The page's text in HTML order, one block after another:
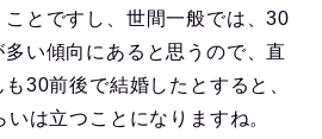
とですし、世間一般では、30
い傾向にあると思うので、直
30前後で結婚したとすると、
は立つことになりますね。